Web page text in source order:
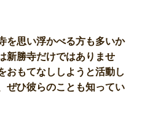
を思い浮かべる方も多いか
新勝寺だけではありませ
おもてなししようと活動し
ぜひ彼らのことも知ってい